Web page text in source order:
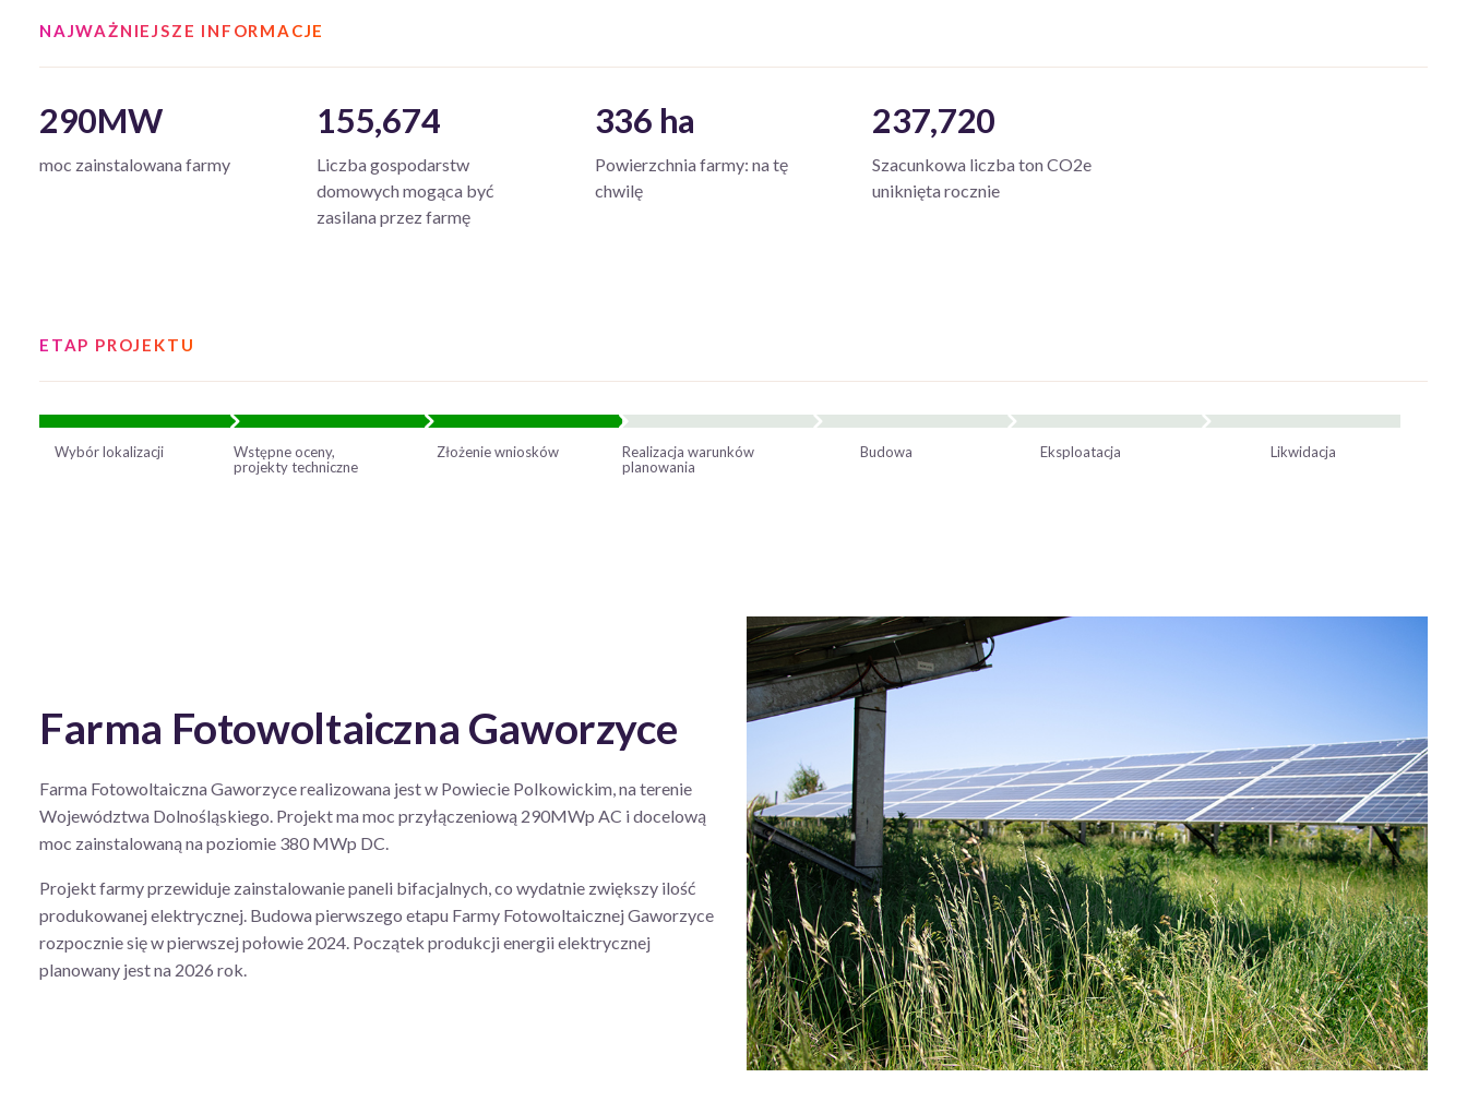
NAJWAŻNIEJSZE INFORMACJE
290MW
moc zainstalowana farmy
155,674
Liczba gospodarstw
domowych mogąca być
zasilana przez farmę
336 ha
Powierzchnia farmy: na tę
chwilę
237,720
Szacunkowa liczba ton CO2e
uniknięta rocznie
ETAP PROJEKTU
Wybór lokalizacji
Wstępne oceny,
projekty techniczne
Złożenie wniosków
Realizacja warunków
planowania
Budowa Eksploatacja Likwidacja
Farma Fotowoltaiczna Gaworzyce
Farma Fotowoltaiczna Gaworzyce realizowana jest w Powiecie Polkowickim, na terenie
Województwa Dolnośląskiego. Projekt ma moc przyłączeniową 290MWp AC i docelową
moc zainstalowaną na poziomie 380 MWp DC.
Projekt farmy przewiduje zainstalowanie paneli bifacjalnych, co wydatnie zwiększy ilość
produkowanej elektrycznej. Budowa pierwszego etapu Farmy Fotowoltaicznej Gaworzyce
rozpocznie się w pierwszej połowie 2024. Początek produkcji energii elektrycznej
planowany jest na 2026 rok.